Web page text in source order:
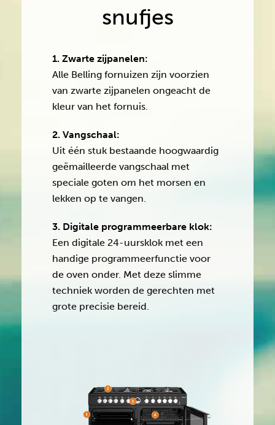
snufjes
1. Zwarte zijpanelen:
Alle Belling fornuizen zijn voorzien
van zwarte zijpanelen ongeacht de
kleur van het fornuis.
2. Vangschaal:
Uit één stuk bestaande hoogwaardig
geëmailleerde vangschaal met
speciale goten om het morsen en
lekken op te vangen.
3. Digitale programmeerbare klok:
Een digitale 24-uursklok met een
handige programmeerfunctie voor
de oven onder. Met deze slimme
techniek worden de gerechten met
grote precisie bereid.